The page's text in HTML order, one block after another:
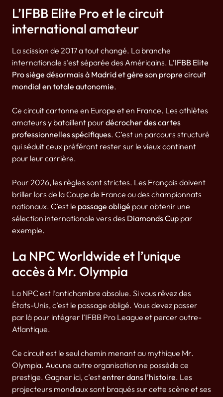
L’IFBB Elite Pro et le circuit
international amateur
La scission de 2017 a tout changé. La branche
internationale s’est séparée des Américains. L’IFBB Elite
Pro siège désormais à Madrid et gère son propre circuit
mondial en totale autonomie.
Ce circuit cartonne en Europe et en France. Les athlètes
amateurs y bataillent pour décrocher des cartes
professionnelles spécifiques. C’est un parcours structuré
qui séduit ceux préférant rester sur le vieux continent
pour leur carrière.
Pour 2026, les règles sont strictes. Les Français doivent
briller lors de la Coupe de France ou des championnats
nationaux. C’est le passage obligé pour obtenir une
sélection internationale vers des Diamonds Cup par
exemple.
La NPC Worldwide et l’unique
accès à Mr. Olympia
La NPC est l’antichambre absolue. Si vous rêvez des
États-Unis, c’est le passage obligé. Vous devez passer
par là pour intégrer l’IFBB Pro League et percer outre-
Atlantique.
Ce circuit est le seul chemin menant au mythique Mr.
Olympia. Aucune autre organisation ne possède ce
prestige. Gagner ici, c’estentrer dans l’histoire. Les
projecteurs mondiaux sont braqués sur cette scène et ses